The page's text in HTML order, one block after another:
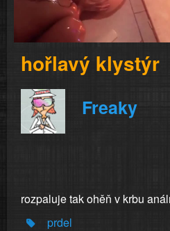
hořlavý klystýr
Freaky
rozpaluje tak ohěň v krbu
prdel